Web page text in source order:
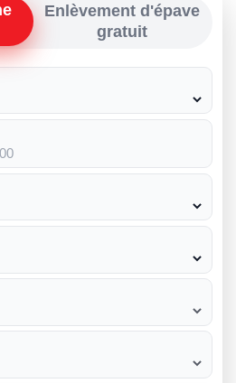
Enlèvement d'épave
gratuit